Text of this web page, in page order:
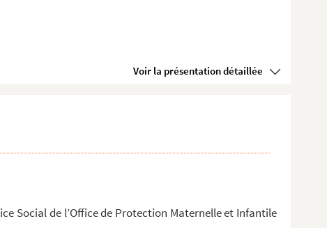
Voir la présentation détaillée
Social de l’Office de Protection Maternelle et Infantile